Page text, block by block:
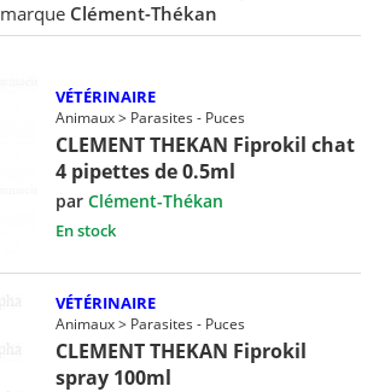
marque Clément-Thékan
VÉTÉRINAIRE
Animaux > Parasites - Puces
CLEMENT THEKAN Fiprokil chat
4 pipettes de 0.5ml
parClément-Thékan
En stock
VÉTÉRINAIRE
Animaux > Parasites - Puces
CLEMENT THEKAN Fiprokil
spray 100ml